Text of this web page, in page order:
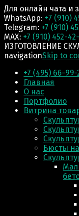
Для онлайн чата и
WhatsApp: +7 (910)
Telegram: +7 (910)
MAX: +7 (910) 452-
ИЗГОТОВЛЕНИЕ
navigationSkip to
+7 (495) 66-99-
Главная
О нас
Портфолио
Витрина
Бюсты